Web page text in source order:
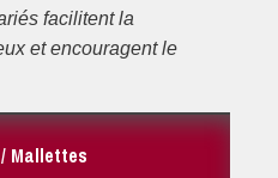
facilitent la
et encouragent le